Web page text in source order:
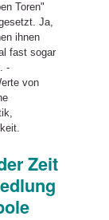
Toren"
Ja,
ihnen
fast sogar
-
von
Zeit